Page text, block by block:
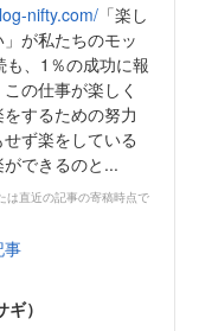
nifty.com/ 「楽し
が私たちのモッ
も、1％の成功に報
の仕事が楽しく
するための努力
ず楽をしている
できるのと...
は直近の記事の寄稿時点で
事
）